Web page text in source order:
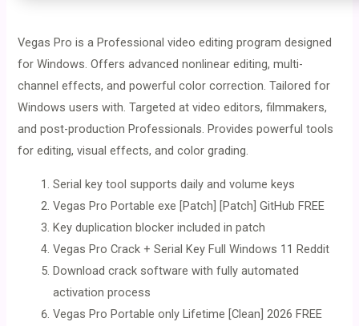
Vegas Pro is a Professional video editing program designed
for Windows. Offers advanced nonlinear editing, multi-
channel effects, and powerful color correction. Tailored for
Windows users with. Targeted at video editors, filmmakers,
and post-production Professionals. Provides powerful tools
for editing, visual effects, and color grading.
Serial key tool supports daily and volume keys
Vegas Pro Portable exe [Patch] [Patch] GitHub FREE
Key duplication blocker included in patch
Vegas Pro Crack + Serial Key Full Windows 11 Reddit
Download crack software with fully automated
activation process
Vegas Pro Portable only Lifetime [Clean] 2026 FREE